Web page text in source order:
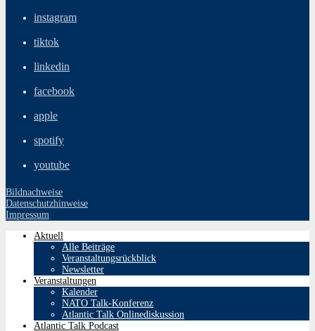
instagram
tiktok
linkedin
facebook
apple
spotify
youtube
Bildnachweise
Datenschutzhinweise
Impressum
Aktuell
Alle Beiträge
Veranstaltungsrückblick
Newsletter
Veranstaltungen
Kalender
NATO Talk-Konferenz
Atlantic Talk Onlinediskussion
Atlantic Talk Podcast